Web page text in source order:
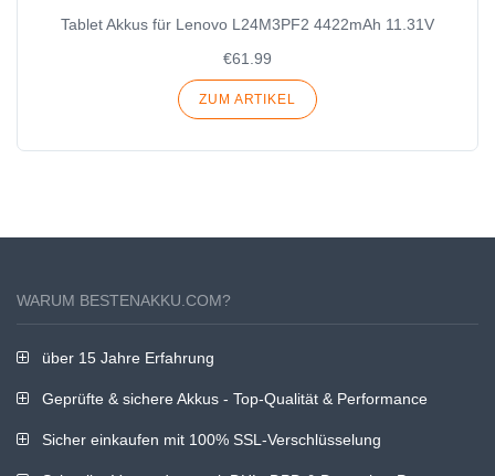
Tablet Akkus für Lenovo L24M3PF2 4422mAh 11.31V
€61.99
ZUM ARTIKEL
WARUM BESTENAKKU.COM?
über 15 Jahre Erfahrung
Geprüfte & sichere Akkus - Top-Qualität & Performance
Sicher einkaufen mit 100% SSL-Verschlüsselung